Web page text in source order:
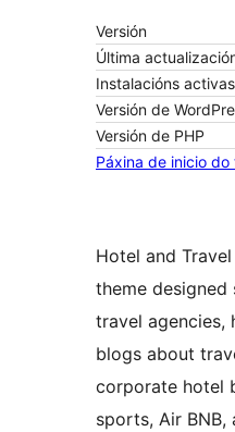
Versión
Última
Instalacións activas
Versión de
Versión de PHP
Páxina de inicio do
Hotel and
theme
travel agencies,
blogs about
corporate hotel
sports, Air BNB,